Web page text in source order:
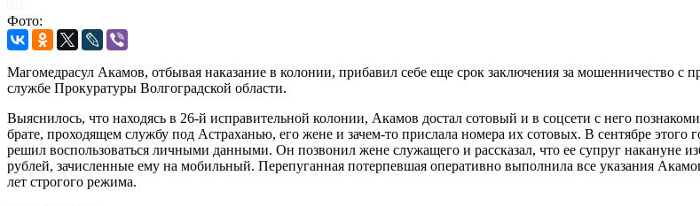
Фото:
Магомедрасул Акамов, отбывая наказание в колонии, прибавил себе еще срок заключения за мошенничество
службе Прокуратуры Волгоградской области.
Выяснилось, что находясь в 26-й исправительной колонии, Акамов достал сотовый и в соцсети с него
брате, проходящем службу под Астраханью, его жене и зачем-то прислала номера их сотовых. В сентябре
решил воспользоваться личными данными. Он позвонил жене служащего и рассказал, что ее супруг накануне
рублей, зачисленные ему на мобильный. Перепуганная потерпевшая оперативно выполнила все указания
лет строгого режима.